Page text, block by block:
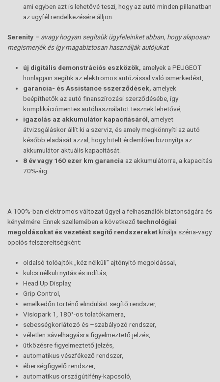
ami egyben azt is lehetővé teszi, hogy az autó minden pillanatban
az ügyfél rendelkezésére álljon.
Serenity – avagy hogyan segítsük ügyfeleinket abban, hogy alaposan
megismerjék és így magabiztosan használják autójukat:
új digitális demonstrációs eszközök, amelyek a PEUGEOT
honlapjain segítik az elektromos autózással való ismerkedést,
garancia- és Assistance sszerződések, amelyek
beépíthetők az autó finanszírozási szerződésébe, így
komplikációmentes autóhasználatot tesznek lehetővé,
igazolás az akkumulátor kapacitásáról , amelyet
átvizsgáláskor állít ki a szerviz, és amely megkönnyíti az autó
később eladását azzal, hogy hitelt érdemlően bizonyítja az
akkumulátor aktuális kapacitását.
8 év vagy 160 ezer km garancia az akkumulátorra, a kapacitás
70%-áig.
A 100%-ban elektromos változat ügyel a felhasználók biztonságára és
kényelmére. Ennek szellemében a következő technológiai
megoldásokat és vezetést segítő rendszereketkínálja széria-vagy
opciós felszereltségként:
oldalsó tolóajtók „kéz nélküli” ajtónyitó megoldással,
kulcs nélküli nyitás és indítás,
Head Up Display,
Grip Control,
emelkedőn történő elindulást segítő rendszer,
Visiopark 1, 180°-os tolatókamera,
sebességkorlátozó és –szabályozó rendszer,
véletlen sávelhagyásra figyelmeztető jelzés,
ütközésre figyelmeztető jelzés,
automatikus vészfékező rendszer,
éberségfigyelő rendszer,
automatikus országútifény-kapcsoló,